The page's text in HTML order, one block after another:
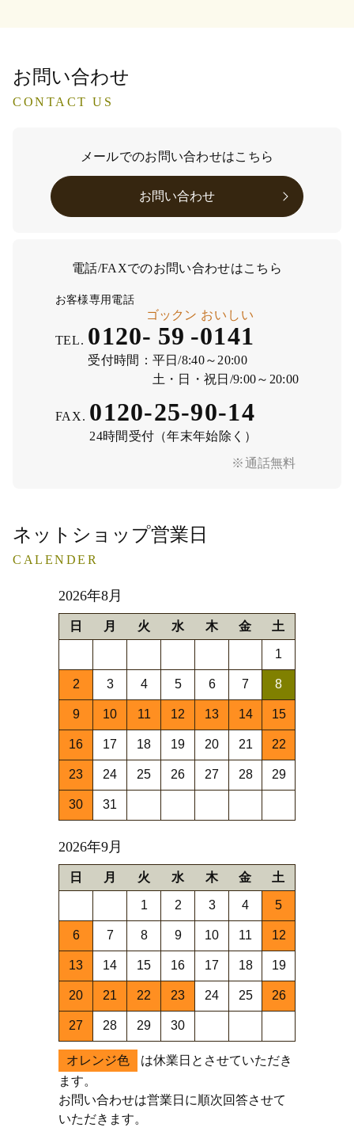
お問い合わせ
CONTACT US
メールでのお問い合わせはこちら
お問い合わせ
電話/FAXでのお問い合わせはこちら
※通話無料
お客様専用電話
TEL. 0120- 59
ゴックン
-0141
おいしい
受付時間： 平日/8:40～20:00
土・日・祝日/9:00～20:00
FAX. 0120-25-90-14
24時間受付（年末年始除く）
ネットショップ営業日
CALENDER
2026年8月
日 月 火 水 木 金 土
1
2 3 4 5 6 7 8
9 10 11 12 13 14 15
16 17 18 19 20 21 22
23 24 25 26 27 28 29
30 31
2026年9月
日 月 火 水 木 金 土
1 2 3 4 5
6 7 8 9 10 11 12
13 14 15 16 17 18 19
20 21 22 23 24 25 26
27 28 29 30
オレンジ色
は休業日とさせていただき
ます。
お問い合わせは営業日に順次回答させて
いただきます。